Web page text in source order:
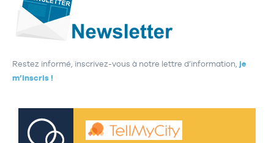
Restez informé, inscrivez-vous à notre lettre d’information, je
m’inscris !